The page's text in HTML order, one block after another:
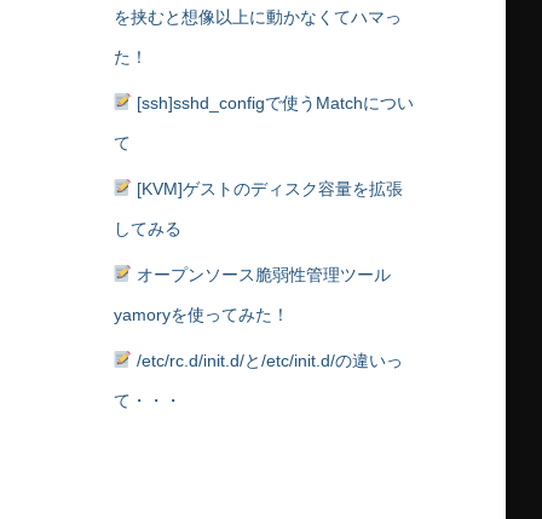
を挟むと想像以上に動かなくてハマっ
た！
[ssh]sshd_configで使うMatchについ
て
[KVM]ゲストのディスク容量を拡張
してみる
オープンソース脆弱性管理ツール
yamoryを使ってみた！
/etc/rc.d/init.d/と/etc/init.d/の違いっ
て・・・